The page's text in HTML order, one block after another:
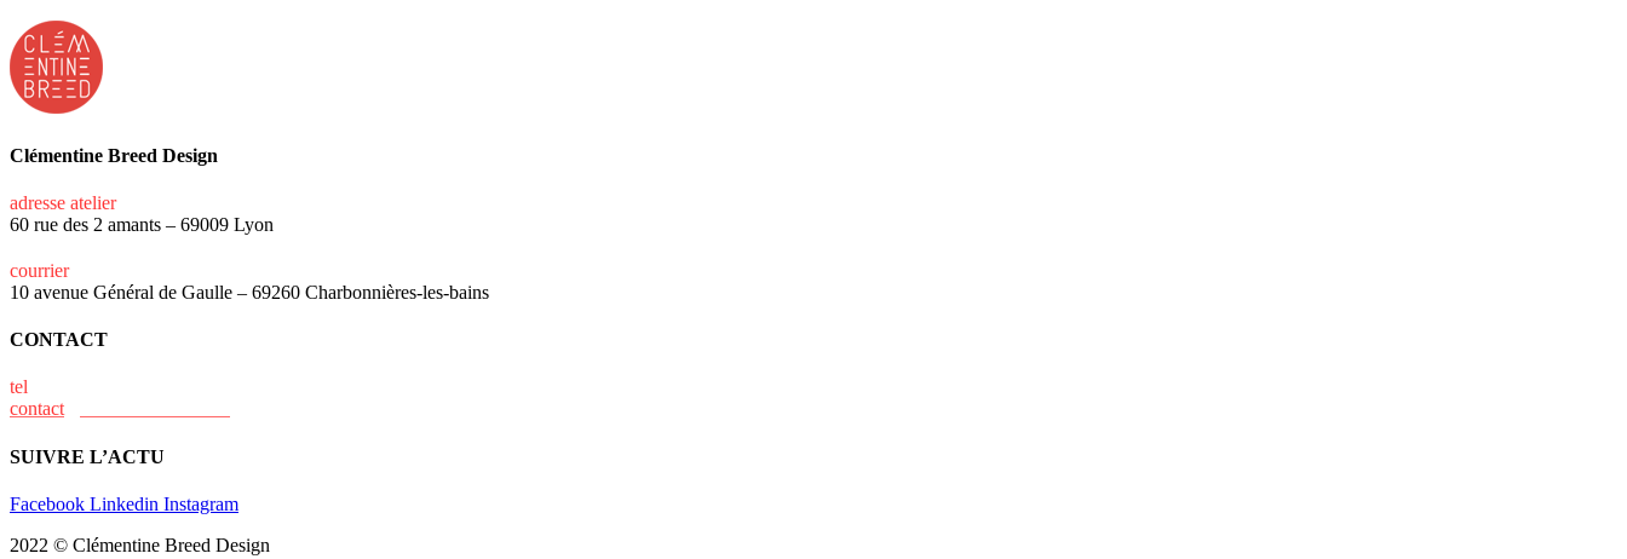
Clémentine Breed Design
adresse atelier
60 rue des 2 amants – 69009 Lyon
courrier
10 avenue Général de Gaulle – 69260 Charbonnières-les-bains
CONTACT
tel
contact
SUIVRE L’ACTU
Facebook Linkedin Instagram
2022 © Clémentine Breed Design